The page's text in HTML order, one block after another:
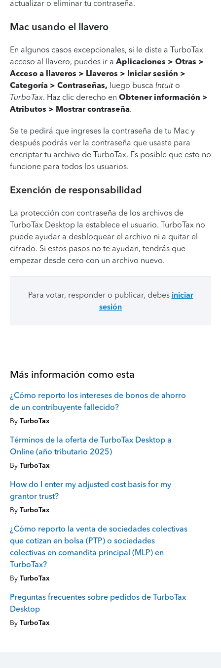
actualizar o eliminar tu contraseña.
Mac usando el llavero
En algunos casos excepcionales, si le diste a TurboTax
acceso al llavero, puedes ir a Aplicaciones > Otras >
Acceso a llaveros > Llaveros > Iniciar sesión >
Categoría > Contraseñas, luego busca Intuit o
TurboTax. Haz clic derecho en Obtener información >
Atributos > Mostrar contraseña.
Se te pedirá que ingreses la contraseña de tu Mac y
después podrás ver la contraseña que usaste para
encriptar tu archivo de TurboTax. Es posible que esto no
funcione para todos los usuarios.
Exención de responsabilidad
La protección con contraseña de los archivos de
TurboTax Desktop la establece el usuario. TurboTax no
puede ayudar a desbloquear el archivo ni a quitar el
cifrado. Si estos pasos no te ayudan, tendrás que
empezar desde cero con un archivo nuevo.
Para votar, responder o publicar, debes iniciar
sesión
Más información como esta
¿Cómo reporto los intereses de bonos de ahorro
de un contribuyente fallecido?
By TurboTax
Términos de la oferta de TurboTax Desktop a
Online (año tributario 2025)
By TurboTax
How do I enter my adjusted cost basis for my
grantor trust?
By TurboTax
¿Cómo reporto la venta de sociedades colectivas
que cotizan en bolsa (PTP) o sociedades
colectivas en comandita principal (MLP) en
TurboTax?
By TurboTax
Preguntas frecuentes sobre pedidos de TurboTax
Desktop
By TurboTax